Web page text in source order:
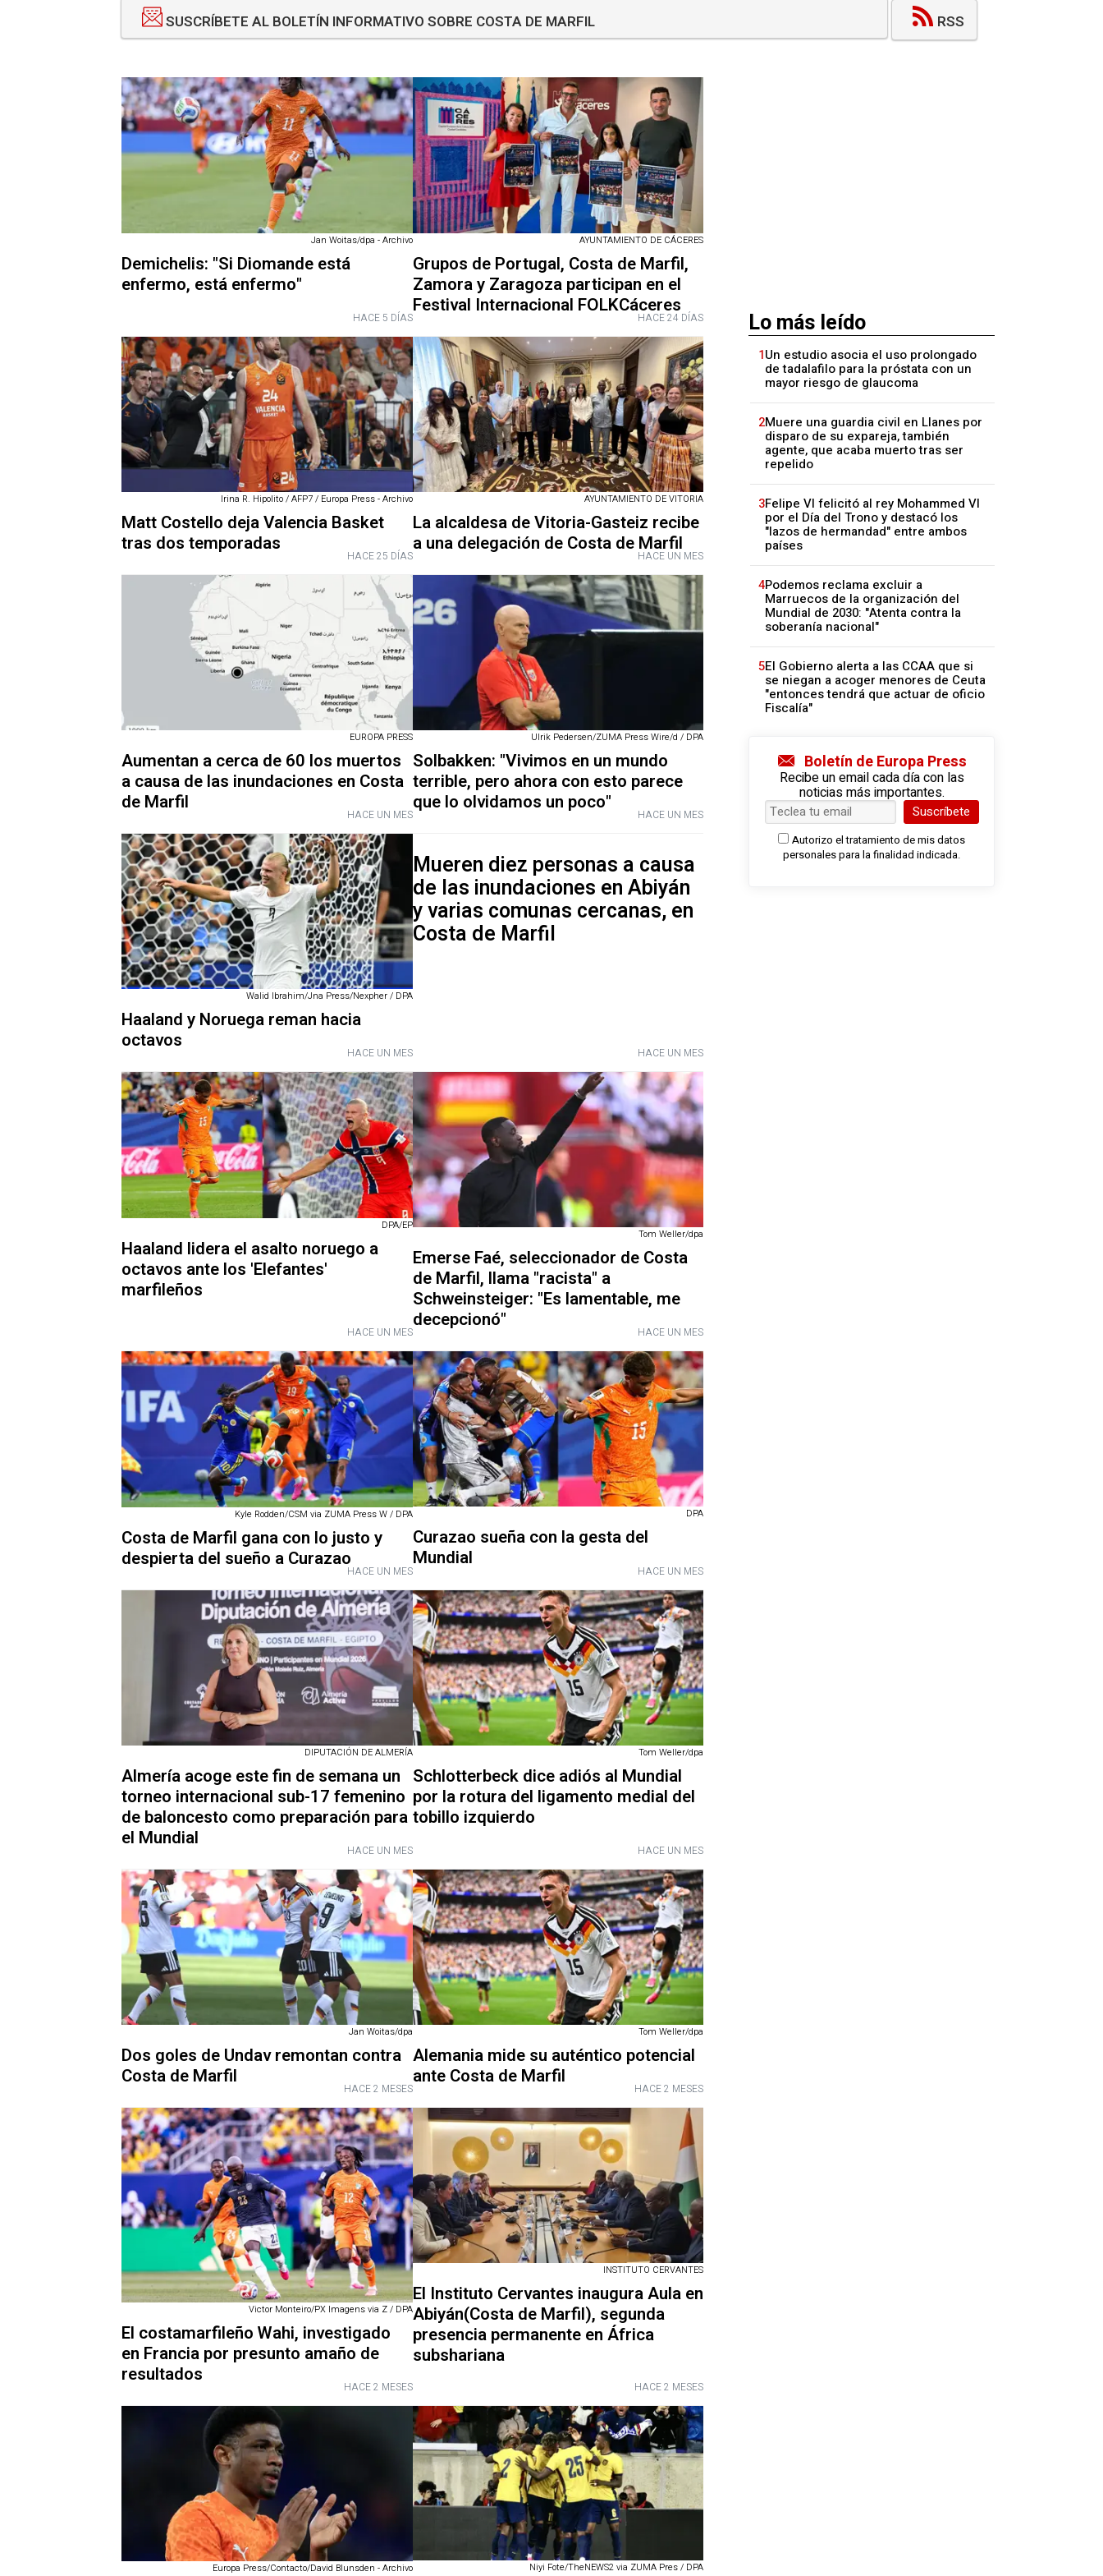
SUSCRÍBETE AL BOLETÍN INFORMATIVO SOBRE COSTA DE MARFIL RSS
Jan Woitas/dpa - Archivo
Demichelis: "Si Diomande está
enfermo, está enfermo"
HACE 5 DÍAS
AYUNTAMIENTO DE CÁCERES
Grupos de Portugal, Costa de Marfil,
Zamora y Zaragoza participan en el
Festival Internacional FOLKCáceres
HACE 24 DÍAS
Irina R. Hipolito / AFP7 / Europa Press - Archivo
Matt Costello deja Valencia Basket
tras dos temporadas
HACE 25 DÍAS
AYUNTAMIENTO DE VITORIA
La alcaldesa de Vitoria-Gasteiz recibe
a una delegación de Costa de Marfil
HACE UN MES
EUROPA PRESS
Aumentan a cerca de 60 los muertos
a causa de las inundaciones en Costa
de Marfil
HACE UN MES
Ulrik Pedersen/ZUMA Press Wire/d / DPA
Solbakken: "Vivimos en un mundo
terrible, pero ahora con esto parece
que lo olvidamos un poco"
HACE UN MES
Walid Ibrahim/Jna Press/Nexpher / DPA
Haaland y Noruega reman hacia
octavos
HACE UN MES
Mueren diez personas a causa
de las inundaciones en Abiyán
y varias comunas cercanas, en
Costa de Marfil
HACE UN MES
DPA/EP
Haaland lidera el asalto noruego a
octavos ante los 'Elefantes'
marfileños
HACE UN MES
Tom Weller/dpa
Emerse Faé, seleccionador de Costa
de Marfil, llama "racista" a
Schweinsteiger: "Es lamentable, me
decepcionó"
HACE UN MES
Kyle Rodden/CSM via ZUMA Press W / DPA
Costa de Marfil gana con lo justo y
despierta del sueño a CurazaoHACE UN MES
DPA
Curazao sueña con la gesta del
Mundial
HACE UN MES
DIPUTACIÓN DE ALMERÍA
Almería acoge este fin de semana un
torneo internacional sub-17 femenino
de baloncesto como preparación para
el Mundial
HACE UN MES
Tom Weller/dpa
Schlotterbeck dice adiós al Mundial
por la rotura del ligamento medial del
tobillo izquierdo
HACE UN MES
Jan Woitas/dpa
Dos goles de Undav remontan contra
Costa de Marfil
HACE 2 MESES
Tom Weller/dpa
Alemania mide su auténtico potencial
ante Costa de Marfil
HACE 2 MESES
Victor Monteiro/PX Imagens via Z / DPA
El costamarfileño Wahi, investigado
en Francia por presunto amaño de
resultados
HACE 2 MESES
INSTITUTO CERVANTES
El Instituto Cervantes inaugura Aula en
Abiyán(Costa de Marfil), segunda
presencia permanente en África
subshariana
HACE 2 MESES
Europa Press/Contacto/David Blunsden - Archivo Niyi Fote/TheNEWS2 via ZUMA Pres / DPA
Lo más leído
1Un estudio asocia el uso prolongado
de tadalafilo para la próstata con un
mayor riesgo de glaucoma
2Muere una guardia civil en Llanes por
disparo de su expareja, también
agente, que acaba muerto tras ser
repelido
3Felipe VI felicitó al rey Mohammed VI
por el Día del Trono y destacó los
"lazos de hermandad" entre ambos
países
4Podemos reclama excluir a
Marruecos de la organización del
Mundial de 2030: "Atenta contra la
soberanía nacional"
5El Gobierno alerta a las CCAA que si
se niegan a acoger menores de Ceuta
"entonces tendrá que actuar de oficio
Fiscalía"
Boletín de Europa Press
Recibe un email cada día con las
noticias más importantes.
Suscríbete
Autorizo el tratamiento de mis datos
personales para la finalidad indicada.